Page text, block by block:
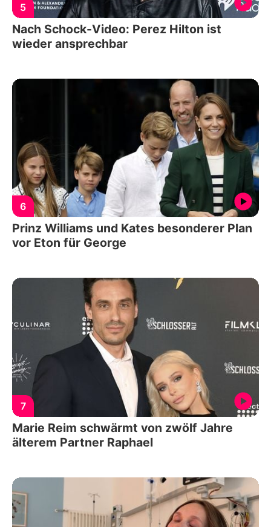
5
Nach Schock-Video: Perez Hilton ist
wieder ansprechbar
6
Prinz Williams und Kates besonderer Plan
vor Eton für George
7
Marie Reim schwärmt von zwölf Jahre
älterem Partner Raphael